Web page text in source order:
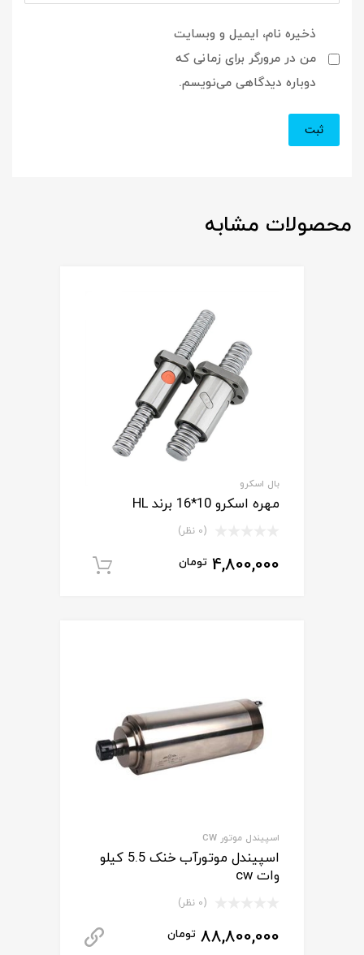
ذخیره نام، ایمیل و وبسایت
من در مرورگر برای زمانی که
دوباره دیدگاهی می‌نویسم.
محصولات مشابه
بال اسکرو
مهره اسکرو 10*16 برند HL
(0 نظر)
4,800,000 تومان
اسپیندل موتور CW
اسپیندل موتورآب خنک 5.5 کیلو
وات cw
(0 نظر)
88,800,000 تومان